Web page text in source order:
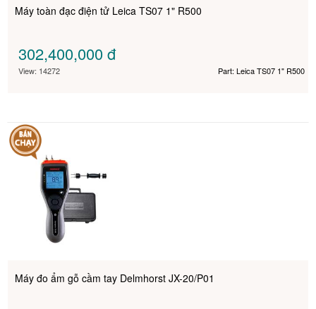
Máy toàn đạc điện tử Leica TS07 1" R500
302,400,000đ
View: 14272 Part: Leica TS07 1" R500
Máy đo ẩm gỗ cầm tay Delmhorst JX-20/P01